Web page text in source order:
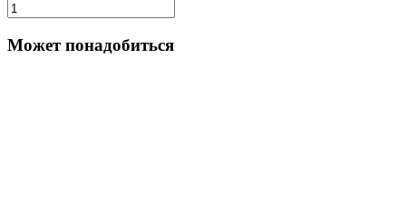
Может понадобиться